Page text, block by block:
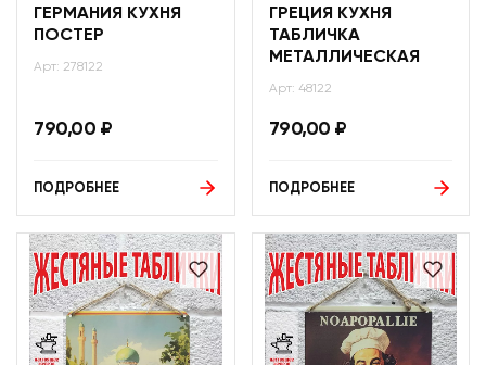
ГЕРМАНИЯ КУХНЯ
ПОСТЕР
Арт: 278122
790,00 ₽
ПОДРОБНЕЕ
ГРЕЦИЯ КУХНЯ
ТАБЛИЧКА
МЕТАЛЛИЧЕСКАЯ
Арт: 48122
790,00 ₽
ПОДРОБНЕЕ